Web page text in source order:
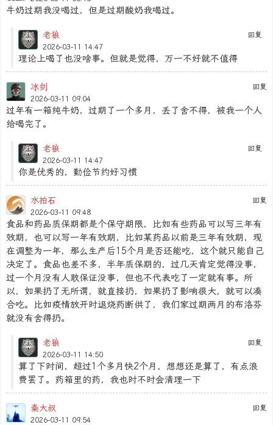
牛奶过期我没喝过，但是过期酸奶我喝过。
回复
老狼
2026-03-11 14:47
理论上喝了也没啥事。但就是觉得，万一不好就不值得
回复
冰剑
2026-03-11 09:04
过年有一箱纯牛奶，过期了一个多月，丢了舍不得，被我一个人
给喝完了。
回复
老狼
2026-03-11 14:47
你是优秀的，勤俭节约好习惯
回复
水拍石
2026-03-11 09:48
食品和药品质保期都是个保守期限，比如有些药品可以写三年有
效期，也可以写一年有效期，比如某药品以前是三年有效期，现
在调整为一年，那么生产后15个月是否还能吃，这个就只能自己
决定了。食品也差不多，半年质保期的，过几天肯定觉得没事，
过一个月没有人敢保证没事，但也不代表吃了一定就有事。所
以，如果扔了无所谓，就直接扔，如果扔了影响很大，就可以凑
合吃。比如疫情放开时退烧药断供了，我们家过期两月的布洛芬
就没有舍得扔。
回复
老狼
2026-03-11 14:50
算了下时间，超过1个多月快2个月，想想还是算了，有点浪
费罢了。药箱里的药，我也时不时会清理一下
回复
秦大叔
2026-03-11 09:54